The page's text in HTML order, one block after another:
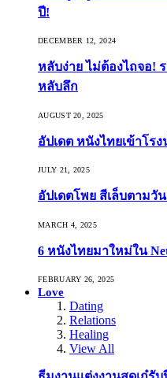
ปี!
DECEMBER 12, 2024
หลับง่าย ไม่ต้องไถจอ!
หลับลึก
AUGUST 20, 2025
อัปเดต หนังไทยเข้าโร
JULY 21, 2025
อัปเดตโพย สีเล็บตามวัน
MARCH 4, 2025
6 หนังไทยมาใหม่ใน
FEBRUARY 26, 2025
Love
Dating
Relations
Healing
View All